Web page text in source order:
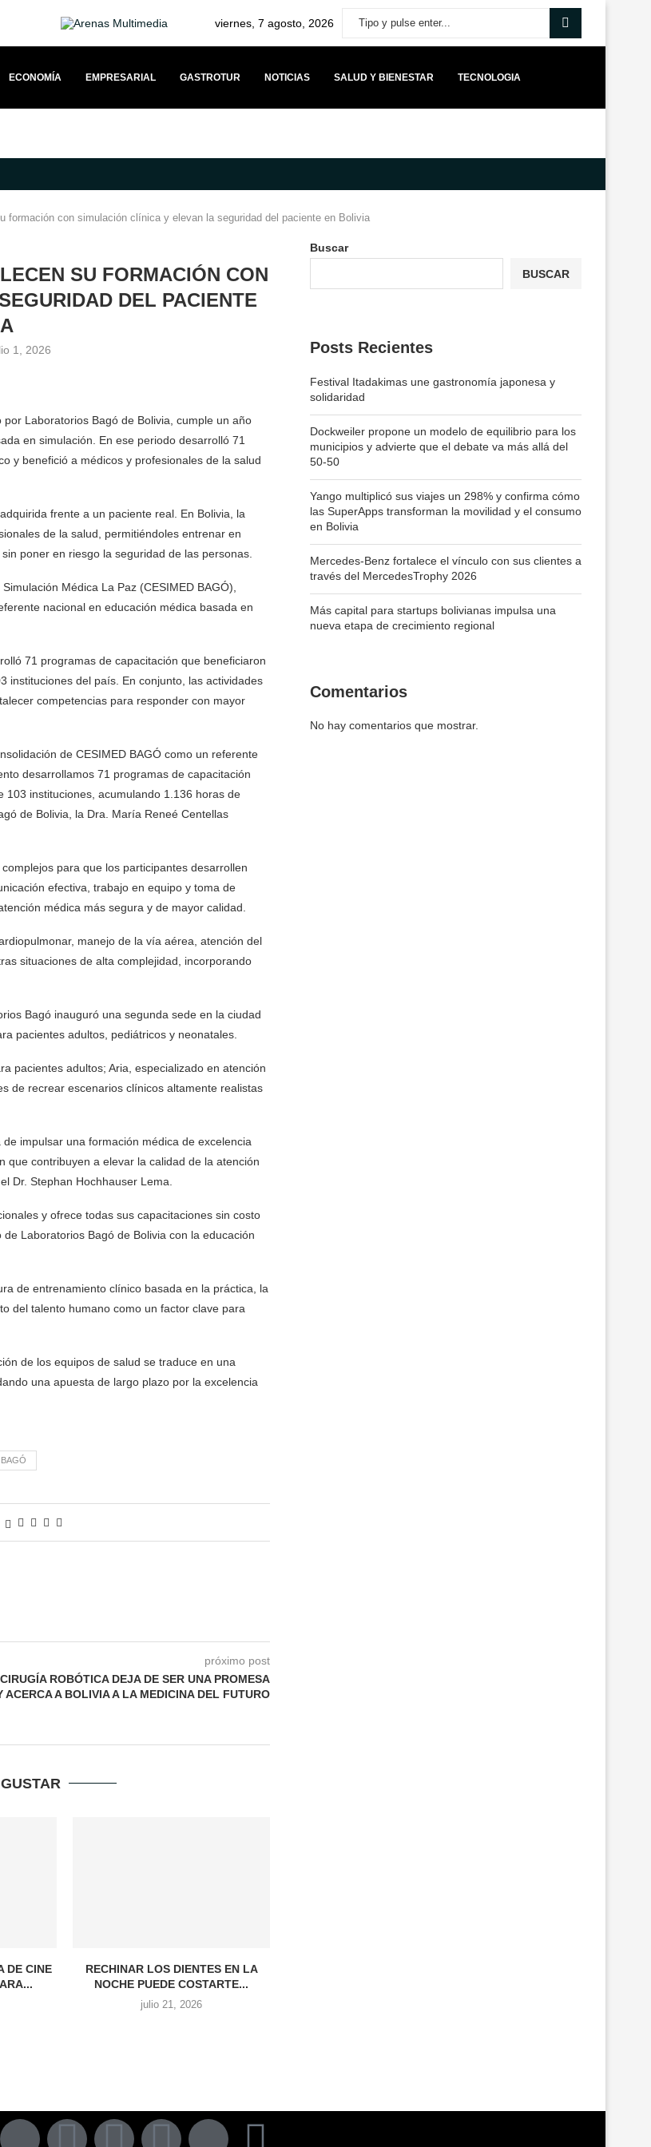
viernes, 7 agosto, 2026
ECONOMÍA EMPRESARIAL GASTROTUR NOTICIAS SALUD Y BIENESTAR TECNOLOGIA
formación con simulación clínica y elevan la seguridad del paciente en Bolivia
SU FORMACIÓN CON
DEL PACIENTE
1, 2026
Laboratorios Bagó de Bolivia, cumple un año
en simulación. En ese periodo desarrolló 71
y benefició a médicos y profesionales de la salud
frente a un paciente real. En Bolivia, la
de la salud, permitiéndoles entrenar en
poner en riesgo la seguridad de las personas.
Médica La Paz (CESIMED BAGÓ),
nacional en educación médica basada en
71 programas de capacitación que beneficiaron
instituciones del país. En conjunto, las actividades
competencias para responder con mayor
de CESIMED BAGÓ como un referente
desarrollamos 71 programas de capacitación
instituciones, acumulando 1.136 horas de
de Bolivia, la Dra. María Reneé Centellas
para que los participantes desarrollen
efectiva, trabajo en equipo y toma de
médica más segura y de mayor calidad.
manejo de la vía aérea, atención del
situaciones de alta complejidad, incorporando
Bagó inauguró una segunda sede en la ciudad
pacientes adultos, pediátricos y neonatales.
pacientes adultos; Aria, especializado en atención
de recrear escenarios clínicos altamente realistas
impulsar una formación médica de excelencia
contribuyen a elevar la calidad de la atención
Dr. Stephan Hochhauser Lema.
y ofrece todas sus capacitaciones sin costo
Laboratorios Bagó de Bolivia con la educación
de entrenamiento clínico basada en la práctica, la
del talento humano como un factor clave para
de los equipos de salud se traduce en una
una apuesta de largo plazo por la excelencia
próximo post
ROBÓTICA DEJA DE SER UNA PROMESA
ACERCA A BOLIVIA A LA MEDICINA DEL FUTURO
DE CINE
RECHINAR LOS DIENTES EN LA
NOCHE PUEDE COSTARTE...
julio 21, 2026
Buscar
BUSCAR
Posts Recientes
Festival Itadakimas une gastronomía japonesa y
solidaridad
Dockweiler propone un modelo de equilibrio para los
municipios y advierte que el debate va más allá del
50-50
Yango multiplicó sus viajes un 298% y confirma cómo
las SuperApps transforman la movilidad y el consumo
en Bolivia
Mercedes-Benz fortalece el vínculo con sus clientes a
través del MercedesTrophy 2026
Más capital para startups bolivianas impulsa una
nueva etapa de crecimiento regional
Comentarios
No hay comentarios que mostrar.